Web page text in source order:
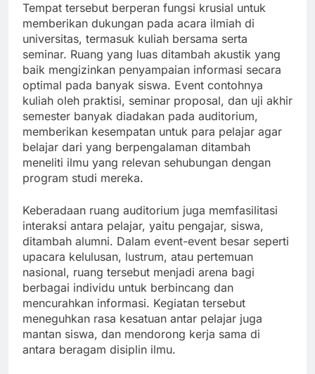
Tempat tersebut berperan fungsi krusial untuk
memberikan dukungan pada acara ilmiah di
universitas, termasuk kuliah bersama serta
seminar. Ruang yang luas ditambah akustik yang
baik mengizinkan penyampaian informasi secara
optimal pada banyak siswa. Event contohnya
kuliah oleh praktisi, seminar proposal, dan uji akhir
semester banyak diadakan pada auditorium,
memberikan kesempatan untuk para pelajar agar
belajar dari yang berpengalaman ditambah
meneliti ilmu yang relevan sehubungan dengan
program studi mereka.
Keberadaan ruang auditorium juga memfasilitasi
interaksi antara pelajar, yaitu pengajar, siswa,
ditambah alumni. Dalam event-event besar seperti
upacara kelulusan, lustrum, atau pertemuan
nasional, ruang tersebut menjadi arena bagi
berbagai individu untuk berbincang dan
mencurahkan informasi. Kegiatan tersebut
meneguhkan rasa kesatuan antar pelajar juga
mantan siswa, dan mendorong kerja sama di
antara beragam disiplin ilmu.